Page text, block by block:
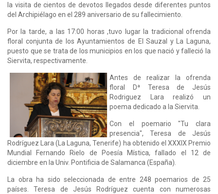
la visita de cientos de devotos llegados desde diferentes puntos
del Archipiélago en el 289 aniversario de su fallecimiento.
Por la tarde, a las 17:00 horas ,tuvo lugar la tradicional ofrenda
floral conjunta de los Ayuntamientos de El Sauzal y La Laguna,
puesto que se trata de los municipios en los que nació y falleció la
Siervita, respectivamente.
Antes de realizar la ofrenda
floral Dª Teresa de Jesús
Rodriguez Lara realizó un
poema dedicado a la Siervita.
Con el poemario "Tu clara
presencia", Teresa de Jesús
Rodríguez Lara (La Laguna, Tenerife) ha obtenido el XXXIX Premio
Mundial Fernando Rielo de Poesía Mística, fallado el 12 de
diciembre en la Univ. Pontificia de Salamanca (España).
La obra ha sido seleccionada de entre 248 poemarios de 25
países. Teresa de Jesús Rodríguez cuenta con numerosas